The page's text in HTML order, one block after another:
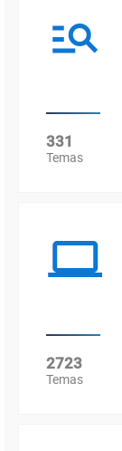
331
Temas
2723
Temas